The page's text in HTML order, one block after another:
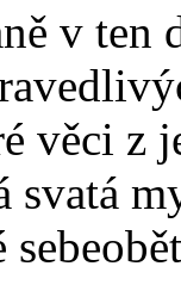
v ten
věci z
svatá